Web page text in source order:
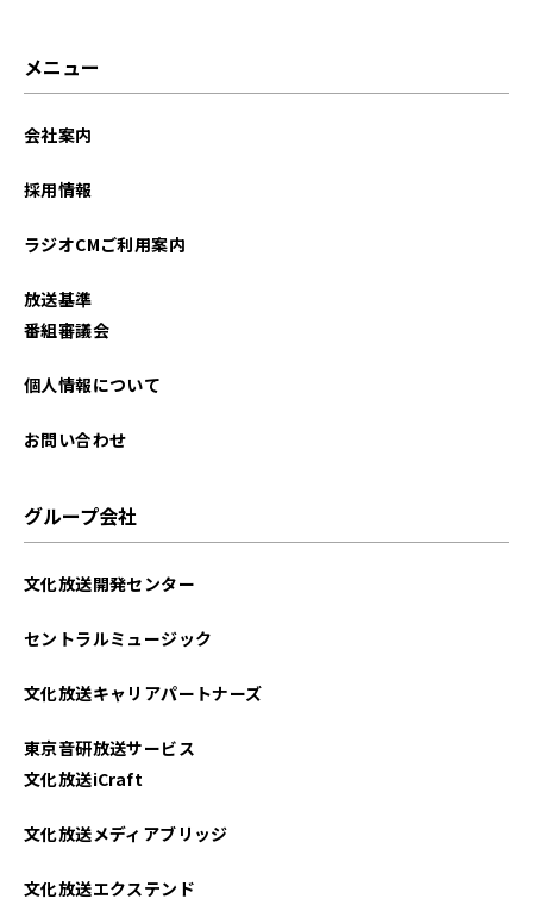
2024年10月
2024年07月
メニュー
会社案内
採用情報
ラジオCMご利用案内
放送基準
番組審議会
個人情報について
お問い合わせ
グループ会社
文化放送開発センター
セントラルミュージック
文化放送キャリアパートナーズ
東京音研放送サービス
文化放送iCraft
文化放送メディアブリッジ
文化放送エクステンド